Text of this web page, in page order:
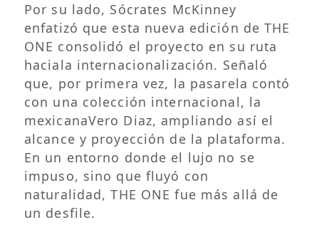
Por su lado, Sócrates McKinney
enfatizó que esta nueva edición de THE
ONE consolidó el proyecto en su ruta
haciala internacionalización. Señaló
que, por primera vez, la pasarela contó
con una colección internacional, la
mexicanaVero Diaz, ampliando así el
alcance y proyección de la plataforma.
En un entorno donde el lujo no se
impuso, sino que fluyó con
naturalidad, THE ONE fue más allá de
un desfile.